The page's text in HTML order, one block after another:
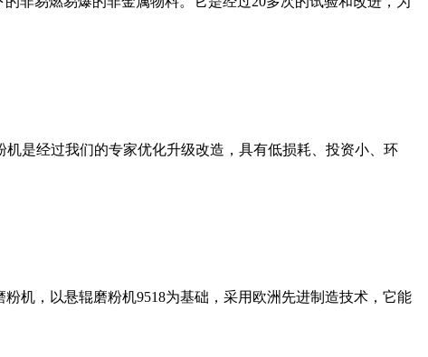
是经过我们的专家优化升级改造，具有低损耗、投资小、环
机，以悬辊磨粉机9518为基础，采用欧洲先进制造技术，它能